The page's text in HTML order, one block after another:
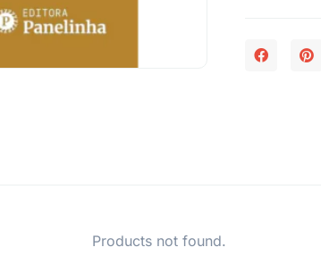
Products not found.